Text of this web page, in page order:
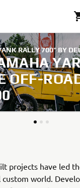
RALLY 700" BY
OFF-
projects have led
world.